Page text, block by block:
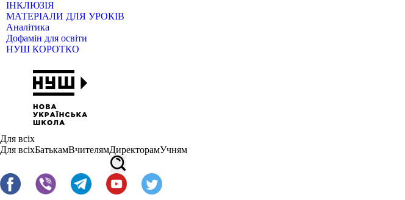
ІНКЛЮЗІЯ
МАТЕРІАЛИ ДЛЯ УРОКІВ
Аналітика
Дофамін для освіти
НУШ КОРОТКО
Для всіх
Для всіхБатькамВчителямДиректорамУчням